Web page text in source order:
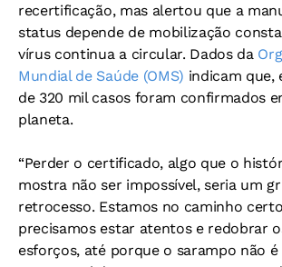
recertificação, mas alertou que a
status depende de mobilização
vírus continua a circular. Dados da
Mundial de Saúde (OMS) indicam que,
de 320 mil casos foram confirmados
planeta.
“Perder o certificado, algo que o
mostra não ser impossível, seria um
retrocesso. Estamos no caminho
precisamos estar atentos e redobrar
esforços, até porque o sarampo não